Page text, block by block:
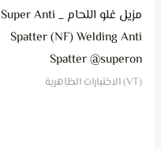
مزيل غلو اللحام _ Super Anti
Spatter (NF) Welding Anti
Spatter @superon
(VT) الاختبارات الظاهرية